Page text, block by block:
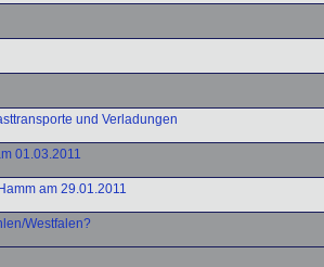
und Verladungen
01.03.2011
am 29.01.2011
Westfalen?